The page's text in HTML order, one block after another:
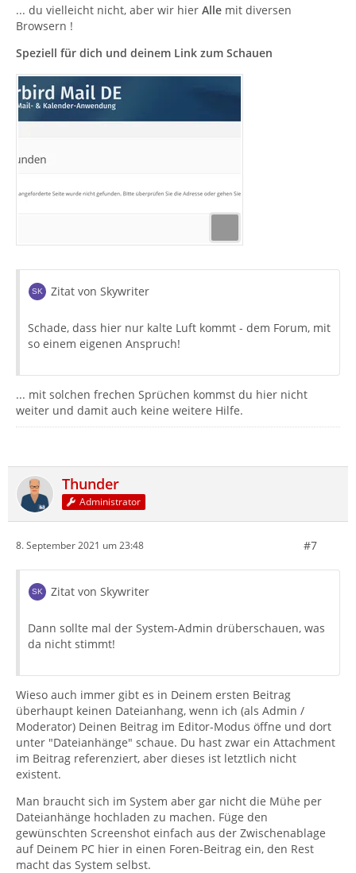
... du vielleicht nicht, aber wir hier Alle mit diversen
Browsern !
Speziell für dich und deinem Link zum Schauen
Zitat von Skywriter
Schade, dass hier nur kalte Luft kommt - dem Forum, mit
so einem eigenen Anspruch!
... mit solchen frechen Sprüchen kommst du hier nicht
weiter und damit auch keine weitere Hilfe.
Thunder
Administrator
8. September 2021 um 23:48 #7
Zitat von Skywriter
Dann sollte mal der System-Admin drüberschauen, was
da nicht stimmt!
Wieso auch immer gibt es in Deinem ersten Beitrag
überhaupt keinen Dateianhang, wenn ich (als Admin /
Moderator) Deinen Beitrag im Editor-Modus öffne und dort
unter "Dateianhänge" schaue. Du hast zwar ein Attachment
im Beitrag referenziert, aber dieses ist letztlich nicht
existent.
Man braucht sich im System aber gar nicht die Mühe per
Dateianhänge hochladen zu machen. Füge den
gewünschten Screenshot einfach aus der Zwischenablage
auf Deinem PC hier in einen Foren-Beitrag ein, den Rest
macht das System selbst.